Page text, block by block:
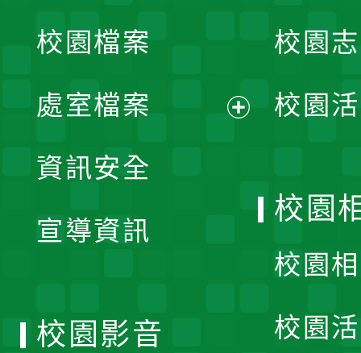
單
校園檔案
處室檔案
資訊安全
宣導資訊
校園
校園
校園
校園
校園
校園影音